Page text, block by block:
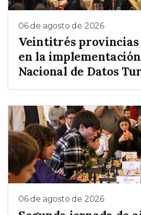
06 de agosto de 2026
Veintitrés provincias
en la
Nacional de Datos
06 de agosto de 2026